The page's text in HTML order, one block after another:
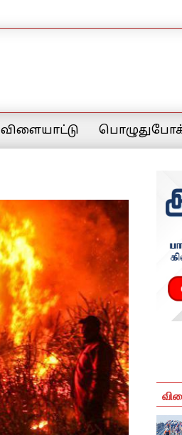
விளையாட்டு